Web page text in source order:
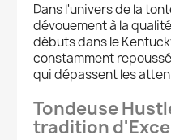
Dans l'univers de la
dévouement à la
débuts dans le
constamment
qui dépassent les
Tondeuse
tradition